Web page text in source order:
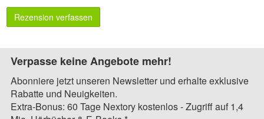
Rezension verfassen
Verpasse keine Angebote mehr!
Abonniere jetzt unseren Newsletter und erhalte exklusive
Rabatte und Neuigkeiten.
Extra-Bonus: 60 Tage Nextory kostenlos - Zugriff auf 1,4